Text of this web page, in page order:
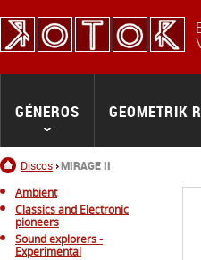
Inicio
Discos MIRAGE II
GÉNEROS GEOMETRIK
Ambient
Classics and Electronic
pioneers
Sound explorers -
Experimental